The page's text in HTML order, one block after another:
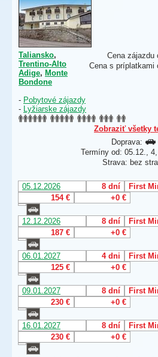
Cena zájazdu
Cena s príplatkami
Taliansko,
Trentino-Alto
Adige, Monte
Bondone
- Pobytové zájazdy
- Lyžiarske zájazdy
Zobraziť všetky
Doprava:
Termíny od: 05.12.,
Strava: bez
05.12.2026 8 dní
First
154 €
+0 €
12.12.2026 8 dní
First
187 €
+0 €
06.01.2027 4 dni
First
125 €
+0 €
09.01.2027 8 dní
First
230 €
+0 €
16.01.2027 8 dní
First
230 €
+0 €